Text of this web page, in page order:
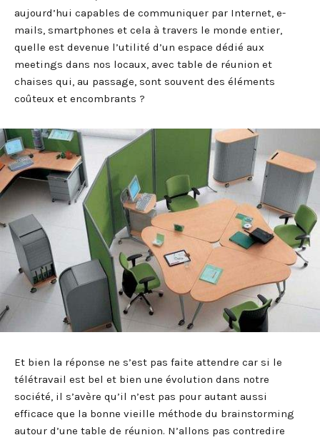
aujourd’hui capables de communiquer par Internet, e-
mails, smartphones et cela à travers le monde entier,
quelle est devenue l’utilité d’un espace dédié aux
meetings dans nos locaux, avec table de réunion et
chaises qui, au passage, sont souvent des éléments
coûteux et encombrants ?
Et bien la réponse ne s’est pas faite attendre car si le
télétravail est bel et bien une évolution dans notre
société, il s’avère qu’il n’est pas pour autant aussi
efficace que la bonne vieille méthode du brainstorming
autour d’une table de réunion. N’allons pas contredire